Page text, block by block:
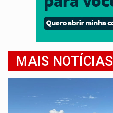
MAIS NOTÍCIAS